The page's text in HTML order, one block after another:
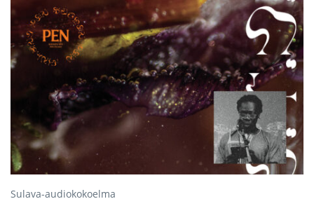
Sulava-audiokokoelma